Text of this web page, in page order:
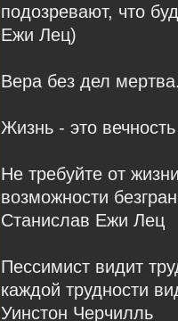
подозревают, что
Ежи Лец)
Вера без дел
Жизнь - это
Не требуйте от
возможности
Станислав Ежи Лец
Пессимист видит
каждой трудности
Уинстон Черчилль